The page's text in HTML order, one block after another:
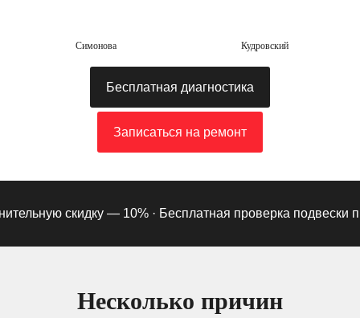
Симонова Кудровский
Бесплатная диагностика
Записаться на ремонт
скидку — 10% ·Бесплатная проверка подвески
Несколько причин